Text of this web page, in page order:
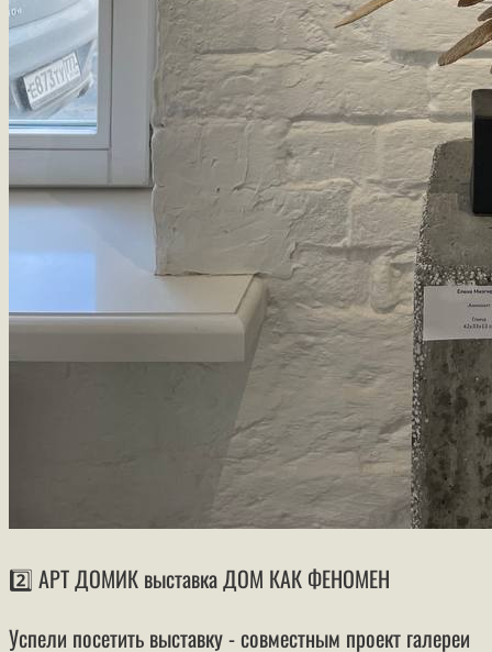
2️⃣ АРТ ДОМИК выставка ДОМ КАК ФЕНОМЕН
Успели посетить выставку - совместным проект галереи